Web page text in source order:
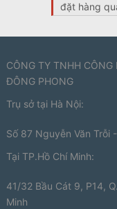
đặt hàng
CÔNG TY TNHH CÔNG
ĐÔNG PHONG
Trụ sở tại Hà Nội:
Số 87 Nguyễn Văn Trỗi
Tại TP.Hồ Chí Minh:
41/32 Bầu Cát 9, P14,
Minh